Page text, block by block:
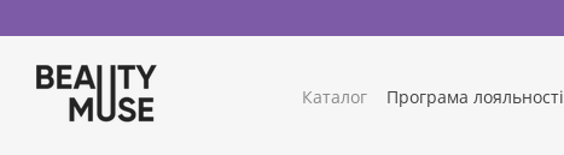
Каталог Програма лояльності